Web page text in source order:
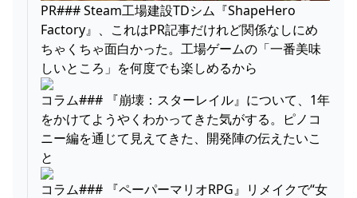
PR### Steam工場建設TDシム『ShapeHero
Factory』、これはPR記事だけれど関係なしにめ
ちゃくちゃ面白かった。工場ゲームの「一番美味
しいところ」を何度でも楽しめるから
コラム### 『崩壊：スターレイル』について、1年
をかけてようやくわかってきた気がする。ピノコ
ニー編を通じて見えてきた、開発陣の伝えたいこ
と
コラム### 『ペーパーマリオRPG』リメイクで“女